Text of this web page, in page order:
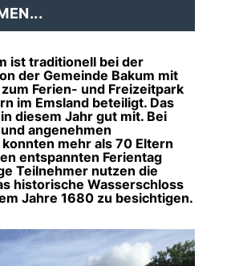
ist traditionell bei der
der Gemeinde Bakum mit
Ferien- und Freizeitpark
im Emsland beteiligt. Das
diesem Jahr gut mit. Bei
angenehmen
mehr als 70 Eltern
entspannten Ferientag
Teilnehmer nutzen die
historische Wasserschloss
Jahre 1680 zu besichtigen.